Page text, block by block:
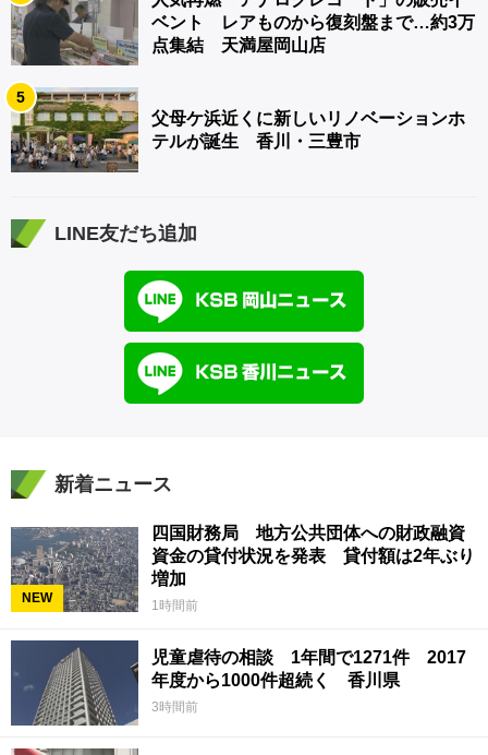
ベント レアものから復刻盤まで…約3万
点集結 天満屋岡山店
5
父母ケ浜近くに新しいリノベーションホ
テルが誕生 香川・三豊市
LINE友だち追加
新着ニュース
NEW
四国財務局 地方公共団体への財政融資
資金の貸付状況を発表 貸付額は2年ぶり
増加
1時間前
児童虐待の相談 1年間で1271件 2017
年度から1000件超続く 香川県
3時間前